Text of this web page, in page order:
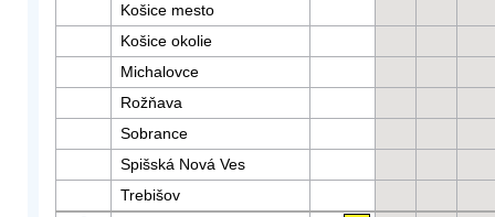
Košice mesto
Košice okolie
Michalovce
Rožňava
Sobrance
Spišská Nová Ves
Trebišov